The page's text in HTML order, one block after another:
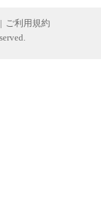
| ご利用規約